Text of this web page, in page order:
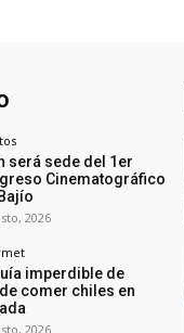
será sede del 1er
Cinematográfico
2026
imperdible de
comer chiles en
2026